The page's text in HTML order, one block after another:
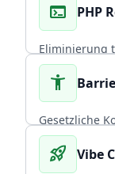
terminal PHP
Eliminierung
Rector PHP
CORE EXPERTISE
accessibility_new
Gesetzliche
von
rocket_launch Vibe